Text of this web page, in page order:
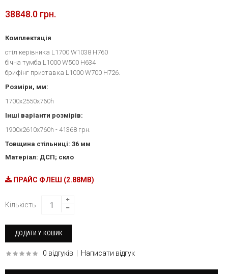
38848.0 грн.
Комплектація
стіл керівника L1700 W1038 H760
бічна тумба L1000 W500 H634
брифінг приставка L1000 W700 H726.
Розміри, мм:
1700x2550x760h
Інші варіанти розмірів:
1900x2610x760h - 41368 грн.
Товщина стільниці: 36 мм
Матеріал: ДСП; скло
ПРАЙС ФЛЕШ (2.88MB)
Кількість
0 відгуків Написати відгук